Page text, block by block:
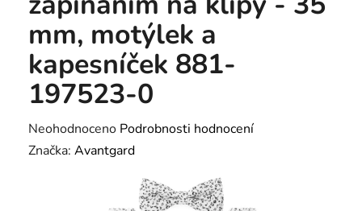
mm, motýlek a
kapesníček 881-
197523-0
Průměrné
hodnocení
Neohodnoceno Podrobnosti hodnocení
Značka: Avantgard